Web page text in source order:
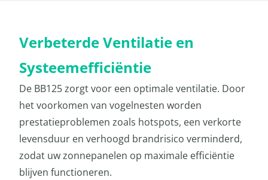
Verbeterde Ventilatie en
Systeemefficiëntie
De BB125 zorgt voor een optimale ventilatie. Door
het voorkomen van vogel­nesten worden
prestatieproblemen zoals hotspots, een verkorte
levensduur en verhoogd brandrisico verminderd,
zodat uw zonnepanelen op maximale efficiëntie
blijven functioneren.